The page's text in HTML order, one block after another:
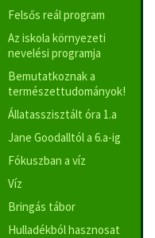
Felsős reál program
Az iskola környezeti
nevelési programja
Bemutatkoznak a
természettudományok!
Állatasszisztált óra 1.a
Jane Goodalltól a 6.a-ig
Fókuszban a víz
Víz
Bringás tábor
Hulladékból hasznosat